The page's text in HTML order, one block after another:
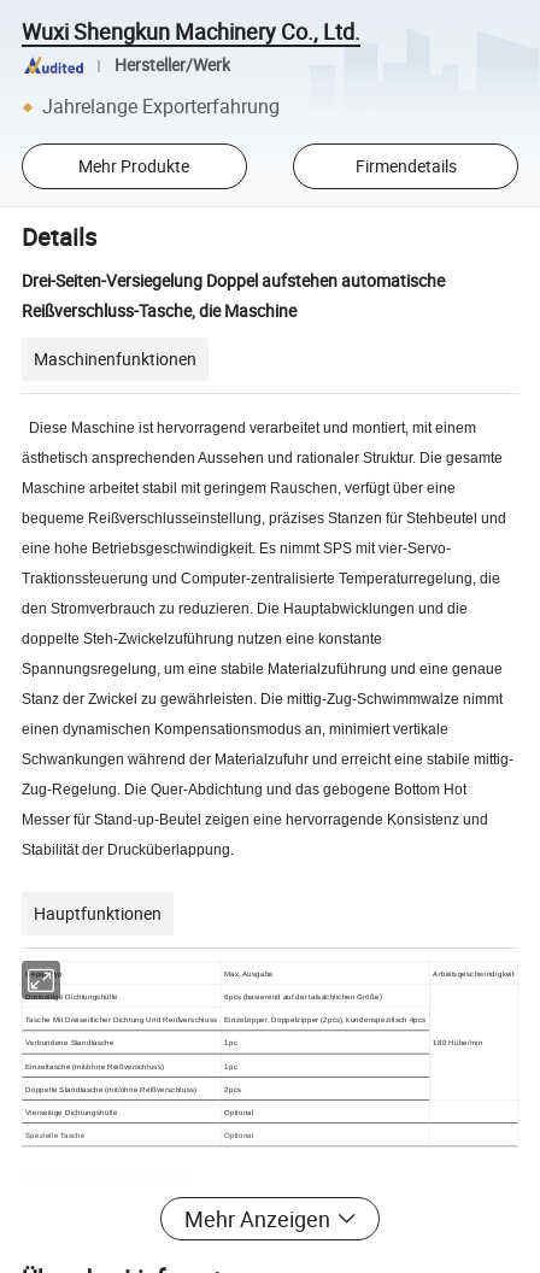
Wuxi Shengkun Machinery Co., Ltd.
Hersteller/Werk
Jahrelange Exporterfahrung
Mehr Produkte Firmendetails
Details
Drei-Seiten-Versiegelung Doppel aufstehen automatische
Reißverschluss-Tasche, die Maschine
Maschinenfunktionen
Diese Maschine ist hervorragend verarbeitet und montiert, mit einem
ästhetisch ansprechenden Aussehen und rationaler Struktur. Die gesamte
Maschine arbeitet stabil mit geringem Rauschen, verfügt über eine
bequeme Reißverschlusseinstellung, präzises Stanzen für Stehbeutel und
eine hohe Betriebsgeschwindigkeit. Es nimmt SPS mit vier-Servo-
Traktionssteuerung und Computer-zentralisierte Temperaturregelung, die
den Stromverbrauch zu reduzieren. Die Hauptabwicklungen und die
doppelte Steh-Zwickelzuführung nutzen eine konstante
Spannungsregelung, um eine stabile Materialzuführung und eine genaue
Stanz der Zwickel zu gewährleisten. Die mittig-Zug-Schwimmwalze nimmt
einen dynamischen Kompensationsmodus an, minimiert vertikale
Schwankungen während der Materialzufuhr und erreicht eine stabile mittig-
Zug-Regelung. Die Quer-Abdichtung und das gebogene Bottom Hot
Messer für Stand-up-Beutel zeigen eine hervorragende Konsistenz und
Stabilität der Drucküberlappung.
Hauptfunktionen
Gepäcktyp Max. Ausgabe Arbeitsgeschwindigkeit
Dreiseitige Dichtungshülle 6pcs (basierend auf der tatsächlichen Größe)
180 Hübe/min
Tasche Mit Dreiseitlicher Dichtung Und Reißverschluss Einzelzipper, Doppelzipper (2pcs), kundenspezifisch 4pcs
Verbundene Standtasche 1pc
Einzeltasche (mit/ohne Reißverschluss) 1pc
Doppelte Standtasche (mit/ohne Reißverschluss) 2pcs
Vierseitige Dichtungshülle Optional
Spezielle Tasche Optional
Produktparameter
Drei-Seiten-Dichtung, doppelter Reißverschluss, doppelte aufrechte, aufrechte Stück, bewegliches Messer doppelte Cutter-Tasche, die Maschine macht,
Mehr Anzeigen